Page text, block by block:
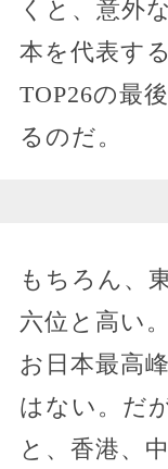
くと、意外
本を代表す
TOP26の最
るのだ。
もちろん、
六位と高い
お日本最高
はない。だ
と、香港、